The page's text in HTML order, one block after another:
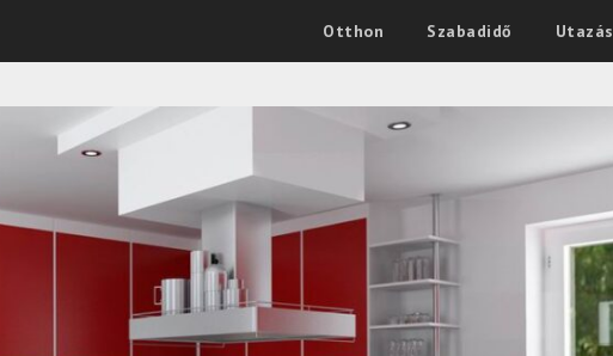
Otthon Szabadidő Utazás